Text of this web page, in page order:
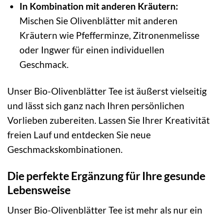
In Kombination mit anderen Kräutern:
Mischen Sie Olivenblätter mit anderen
Kräutern wie Pfefferminze, Zitronenmelisse
oder Ingwer für einen individuellen
Geschmack.
Unser Bio-Olivenblätter Tee ist äußerst vielseitig
und lässt sich ganz nach Ihren persönlichen
Vorlieben zubereiten. Lassen Sie Ihrer Kreativität
freien Lauf und entdecken Sie neue
Geschmackskombinationen.
Die perfekte Ergänzung für Ihre gesunde
Lebensweise
Unser Bio-Olivenblätter Tee ist mehr als nur ein